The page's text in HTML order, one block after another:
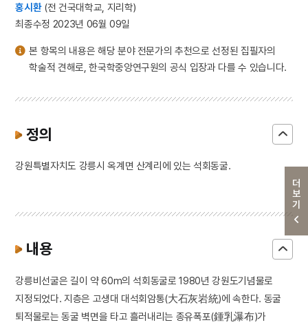
더보기
홍시환 (전 건국대학교, 지리학)
최종수정 2023년 06월 09일
본 항목의 내용은 해당 분야 전문가의 추천으로 선정된 집필자의
학술적 견해로, 한국학중앙연구원의 공식 입장과 다를 수 있습니다.
정의
강원특별자치도 강릉시 옥계면 산계리에 있는 석회동굴.
내용
강릉비선굴은 길이 약 60m의 석회동굴로 1980년 강원도기념물로
지정되었다. 지층은 고생대 대석회암통(大石灰岩統)에 속한다. 동굴
퇴적물로는 동굴 벽면을 타고 흘러내리는 종유폭포(鍾乳瀑布)가